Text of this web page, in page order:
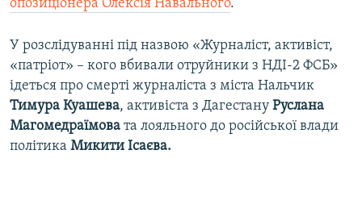
опозиціонера Олексія Навального.
У розслідуванні під назвою «Журналіст, активіст,
«патріот» – кого вбивали отруйники з НДІ-2 ФСБ»
ідеться про смерті журналіста з міста Нальчик
Тимура Куашева, активіста з Дагестану Руслана
Магомедраїмова та лояльного до російської влади
політика Микити Ісаєва.